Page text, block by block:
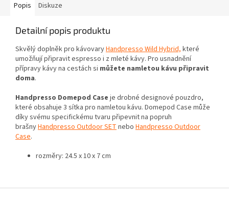
Popis Diskuze
Detailní popis produktu
Skvělý doplněk pro kávovaryHandpresso Wild Hybrid, které
umožňují připravit espresso i z mleté kávy. Pro usnadnění
přípravy kávy na cestách si můžete namletou kávu připravit
doma.
Handpresso Domepod Case je drobné designové pouzdro,
které obsahuje 3 sítka pro namletou kávu. Domepod Case může
díky svému specifickému tvaru připevnit na popruh
brašnyHandpresso Outdoor SETnebo Handpresso Outdoor
Case.
rozměry: 24.5 x 10 x 7 cm